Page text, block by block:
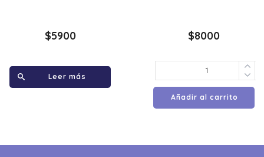
$5900
Leer más
$8000
Añadir al carrito